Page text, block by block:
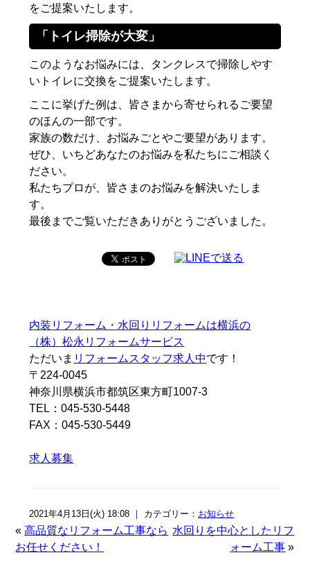
をご提案いたします。
「トイレ掃除が大変」
このようなお悩みには、タンクレスで掃除しやす
いトイレに交換をご提案いたします。
ここに挙げた例は、皆さまから寄せられるご要望
のほんの一部です。
家族の数だけ、お悩みごとやご要望があります。
ぜひ、いちどあなたのお悩みを私たちにご相談く
ださい。
私たちプロが、皆さまのお悩みを解決いたしま
す。
最後までご覧いただきありがとうございました。
内装リフォーム・水回りリフォームは横浜の
（株）松永リフォームサービス
ただいま リフォームスタッフ求人中です！
〒224-0045
神奈川県横浜市都筑区東方町1007-3
TEL：045-530-5448
FAX：045-530-5449
求人募集
2021年4月13日(火) 18:08 ｜ カテゴリー： お知らせ
«高品質なリフォーム工事なら
お任せください！
水回りを中心としたリフ
ォーム工事 »